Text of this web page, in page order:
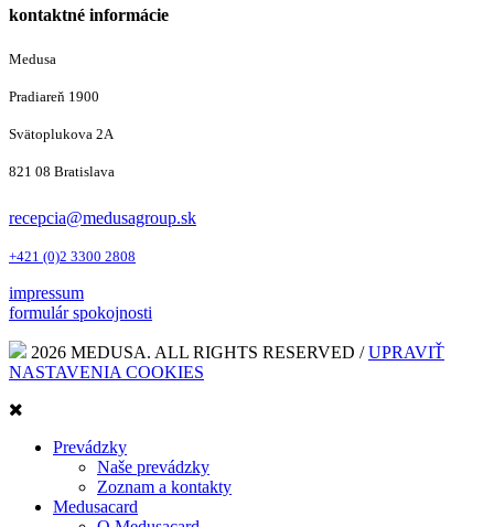
kontaktné informácie
Medusa
Pradiareň 1900
Svätoplukova 2A
821 08 Bratislava
recepcia@medusagroup.sk
+421 (0)2 3300 2808
impressum
formulár spokojnosti
2026 MEDUSA. ALL RIGHTS RESERVED /UPRAVIŤ
NASTAVENIA COOKIES
Prevádzky
Naše prevádzky
Zoznam a kontakty
Medusacard